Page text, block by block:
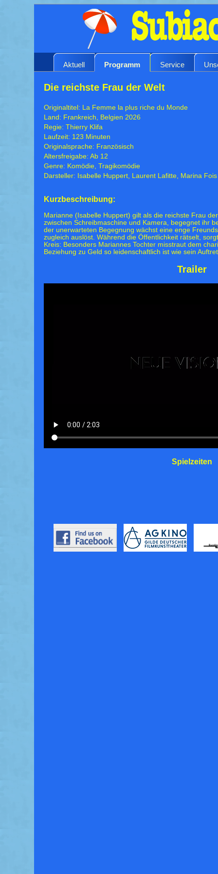
Aktuell Programm Service
Die reichste Frau der Welt
Originaltitel: La Femme la plus riche du Monde
Land: Frankreich, Belgien 2026
Regie: Thierry Klifa
Laufzeit: 123 Minuten
Originalsprache: Französisch
Altersfreigabe: Ab 12
Genre: Komödie, Tragikomödie
Darsteller: Isabelle Huppert, Laurent Lafitte, Marina Fois
Kurzbeschreibung:
Marianne (Isabelle Huppert) gilt als die reichste Frau
zwischen Schreibmaschine und Kamera, begegnet ihr
der unerwarteten Begegnung wächst eine enge
zugleich auslöst. Während die Öffentlichkeit rätselt,
Kreis: Besonders Mariannes Tochter misstraut dem
Beziehung zu Geld so leidenschaftlich ist wie sein
Trailer
Spielzeiten